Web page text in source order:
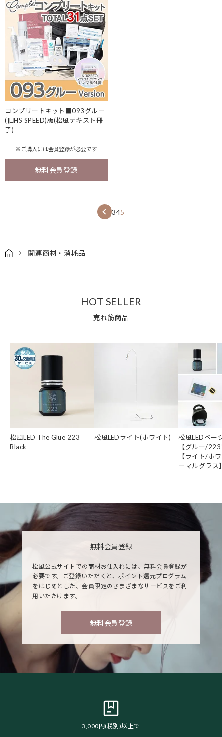
コンプリートキット■093グルー
(旧HS SPEED)版(松風テキスト冊
子)
※ご購入には会員登録が必要です
無料会員登録
345
関連商材・消耗品
HOT SELLER
売れ筋商品
松風LED The Glue 223
Black
松風LEDライト(ホワイト)
松風LEDベー
【グルー/
【ライト/ホ
ーマルグラス
無料会員登録
松風公式サイトでの商材お仕入れには、無料会員登録が
必要です。ご登録いただくと、ポイント還元プログラム
をはじめとした、会員限定のさまざまなサービスをご利
用いただけます。
無料会員登録
3,000円(税別)以上で